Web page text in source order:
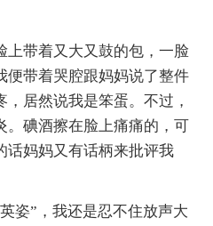
上带着又大又鼓的包，一脸
便带着哭腔跟妈妈说了整件
居然说我是笨蛋。不过，
。碘酒擦在脸上痛痛的，可
话妈妈又有话柄来批评我
姿”，我还是忍不住放声大